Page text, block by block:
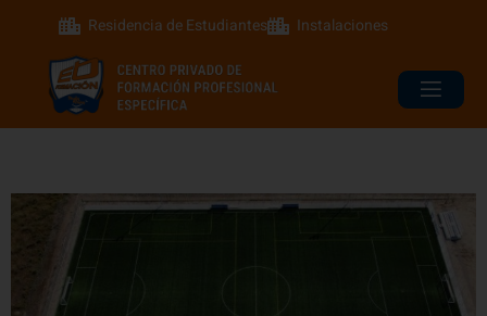
Residencia de Estudiantes Instalaciones